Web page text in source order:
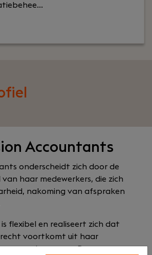
Accountants
onderscheidt zich door de
haar medewerkers, die zich
nakoming van afspraken
flexibel en realiseert zich dat
voortkomt uit haar
aan ondernemers. De